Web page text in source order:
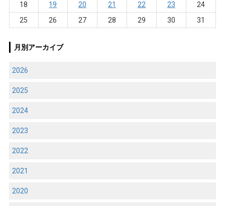
18
19 20 21 22 23
24
25
26 27 28 29 30 31
月別アーカイブ
2026
2025
2024
2023
2022
2021
2020